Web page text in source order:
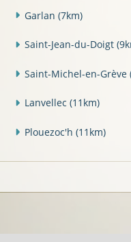
Garlan (7km)
Saint-Jean-du-Doigt
Saint-Michel-en-Grève
Lanvellec (11km)
Plouezoc'h (11km)